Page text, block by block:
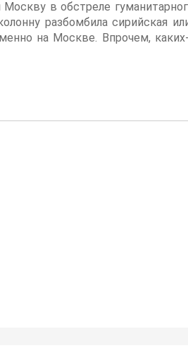
Москву в обстреле
разбомбила сирийская
на Москве. Впрочем,